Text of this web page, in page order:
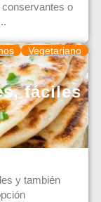
o
Vegetariano
fáciles
y también